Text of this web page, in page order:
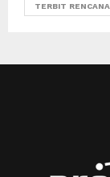
TERBIT RENCANA